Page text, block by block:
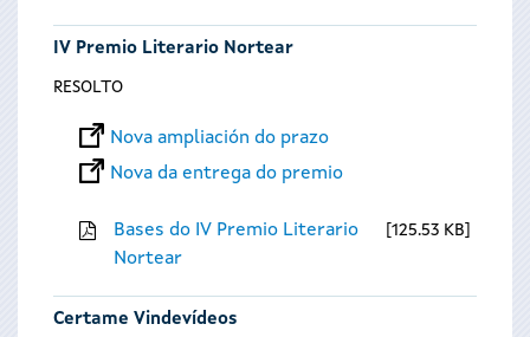
IV Premio Literario Nortear
RESOLTO
Nova ampliación do prazo
Nova da entrega do premio
Bases do IV Premio Literario
Nortear
125.53 KB
Certame Vindevídeos